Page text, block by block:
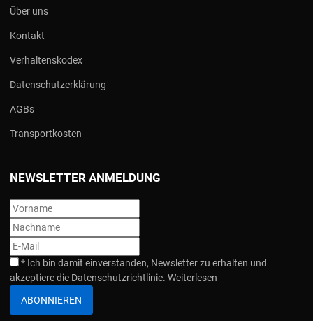
Über uns
Kontakt
Verhaltenskodex
Datenschutzerklärung
AGBs
Transportkosten
NEWSLETTER ANMELDUNG
* Ich bin damit einverstanden, Newsletter zu erhalten und
akzeptiere die Datenschutzrichtlinie. Weiterlesen
ABONNIEREN